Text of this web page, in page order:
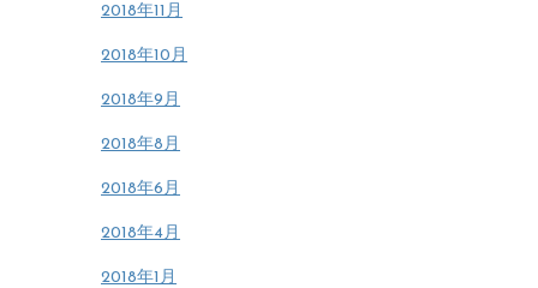
2018年11月
2018年10月
2018年9月
2018年8月
2018年6月
2018年4月
2018年1月